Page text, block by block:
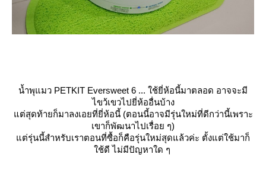
น้ำพุแมว PETKIT Eversweet 6 ... ใช้ยี่ห้อนี้มาตลอด อาจจะมี
ไขว้เขวไปยี่ห้ออื่นบ้าง
ต่สุดท้ายก็มาลงเอยที่ยี่ห้อนี้ (ตอนนี้อาจมีรุ่นใหม่ที่ดีกว่านี้เพราะ
เขาก็พัฒนาไปเรื่อย ๆ)
ต่รุ่นนี้สำหรับเราตอนที่ซื้อก็คือรุ่นใหม่สุดแล้วค่ะ ตั้งแต่ใช้มาก็
ช้ดี ไม่มีปัญหาใด ๆ